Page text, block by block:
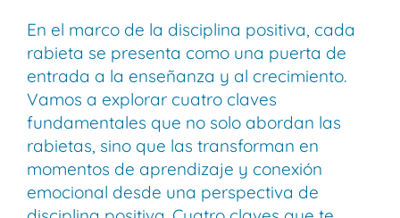
En el marco de la disciplina positiva, cada
rabieta se presenta como una puerta de
entrada a la enseñanza y al crecimiento.
Vamos a explorar cuatro claves
fundamentales que no solo abordan las
rabietas, sino que las transforman en
momentos de aprendizaje y conexión
emocional desde una perspectiva de